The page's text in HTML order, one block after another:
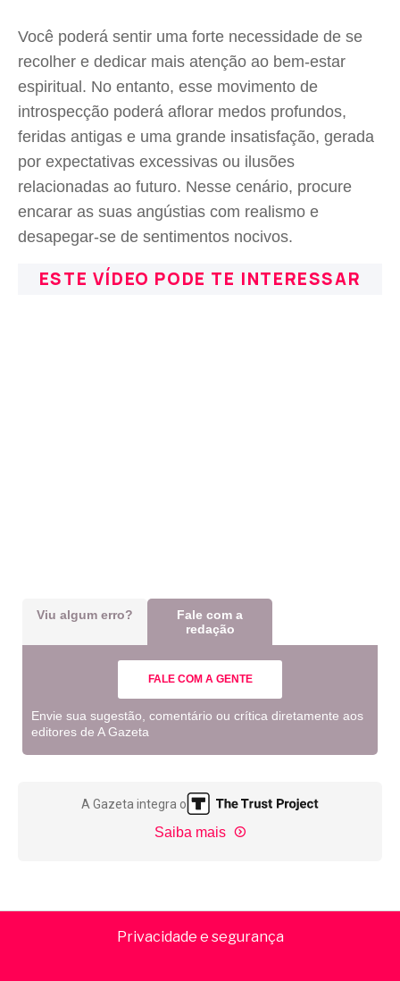
Você poderá sentir uma forte necessidade de se
recolher e dedicar mais atenção ao bem-estar
espiritual. No entanto, esse movimento de
introspecção poderá aflorar medos profundos,
feridas antigas e uma grande insatisfação, gerada
por expectativas excessivas ou ilusões
relacionadas ao futuro. Nesse cenário, procure
encarar as suas angústias com realismo e
desapegar-se de sentimentos nocivos.
ESTE VÍDEO PODE TE INTERESSAR
Viu algum erro?
Fale com a
redação
FALE COM A GENTE
Envie sua sugestão, comentário ou crítica diretamente aos
editores de A Gazeta
A Gazeta integra o
Saiba mais
Privacidade e segurança